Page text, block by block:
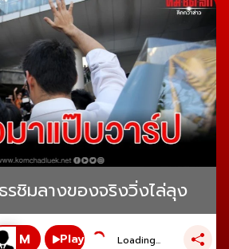
ชิมลางของจริงวิ่งไล่ลุง
Play Loading...